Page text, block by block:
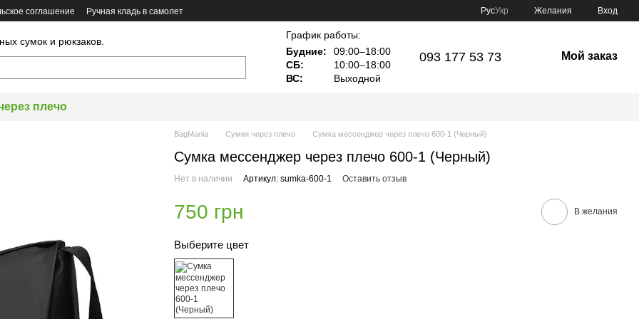
соглашение Ручная кладь в самолет РусУкр Желания Вход
сумок и рюкзаков.
График работы:
Будние:
09:00–18:00
СБ:
10:00–18:00
ВС:
Выходной
093 177 53 73 Мой заказ
плечо
BagMania Сумки через плечо Сумка мессенджер через плечо 600-1 (Черный)
Сумка мессенджер через плечо 600-1 (Черный)
Нет в наличии Артикул: sumka-600-1 Оставить отзыв
750 грн В желания
Выберите цвет